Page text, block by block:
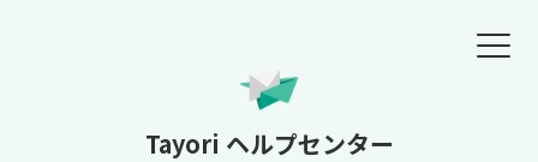
Tayori ヘルプセンター